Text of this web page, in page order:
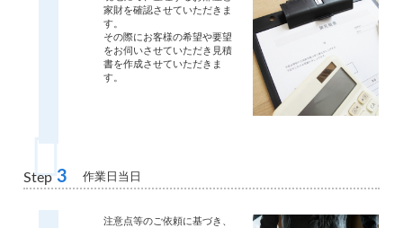
家財を確認させていただきま
す。
その際にお客様の希望や要望
をお伺いさせていただき見積
書を作成させていただきま
す。
Step 3 作業日当日
注意点等のご依頼に基づき、